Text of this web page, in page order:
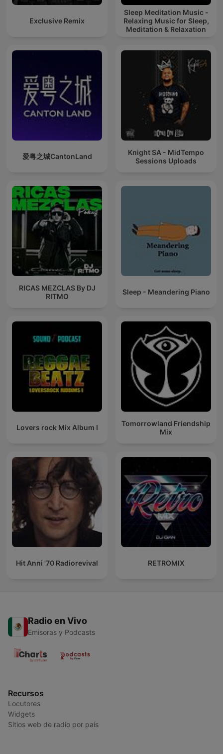
Exclusive Remix
Sleep Meditation Music -
Relaxing Music for Sleep,
Meditation & Relaxation
爱粤之城CantonLand
Knight SA - MidTempo
Sessions Uploads
RICAS MEZCLAS By DJ
RITMO
Sleep - Meandering Piano
Lovers rock Mix Album I
Tomorrowland Friendship
Mix
Hit Anni '70 Radiorevival RETROMIX
Radio en Vivo
Emisoras y Podcasts
Recursos
Locutores
Widgets
Sitios web de radio por país